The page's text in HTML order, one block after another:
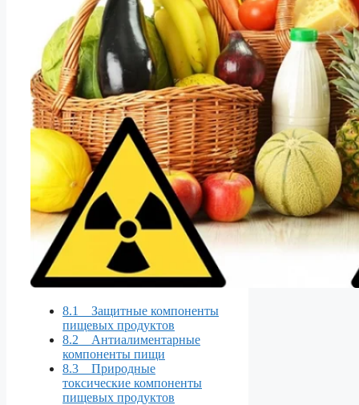
8.1 Защитные компоненты
пищевых продуктов
8.2 Антиалиментарные
компоненты пищи
8.3 Природные
токсические компоненты
пищевых продуктов